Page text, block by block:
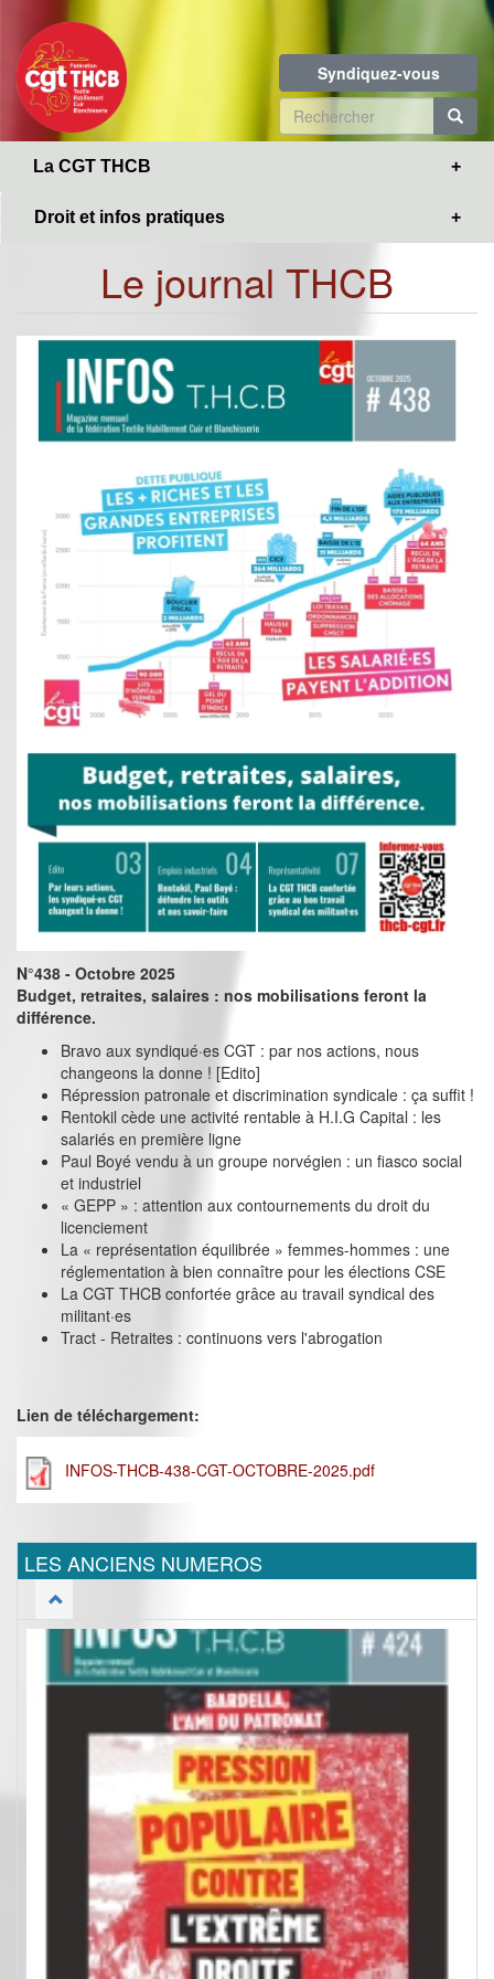
contenu
principal
Syndiquez-vous
Formulaire
de
La CGT THCB
Droit et infos pratiques
Le journal THCB
N°438 - Octobre 2025
Budget, retraites, salaires : nos mobilisations feront la
différence.
Bravo aux syndiqué·es CGT : par nos actions, nous
changeons la donne ! [Edito]
Répression patronale et discrimination syndicale : ça suffit !
Rentokil cède une activité rentable à H.I.G Capital : les
salariés en première ligne
Paul Boyé vendu à un groupe norvégien : un fiasco social
et industriel
« GEPP » : attention aux contournements du droit du
licenciement
La « représentation équilibrée » femmes-hommes : une
réglementation à bien connaître pour les élections CSE
La CGT THCB confortée grâce au travail syndical des
militant·es
Tract - Retraites : continuons vers l'abrogation
Lien de téléchargement:
INFOS-THCB-438-CGT-OCTOBRE-2025.pdf
LES ANCIENS NUMEROS